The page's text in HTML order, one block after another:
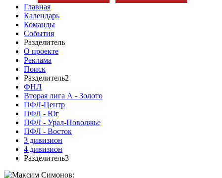
Главная
Календарь
Команды
События
Разделитель
О проекте
Реклама
Поиск
Разделитель2
ФНЛ
Вторая лига А - Золото
ПФЛ-Центр
ПФЛ - Юг
ПФЛ - Урал-Поволжье
ПФЛ - Восток
3 дивизион
4 дивизион
Разделитель3